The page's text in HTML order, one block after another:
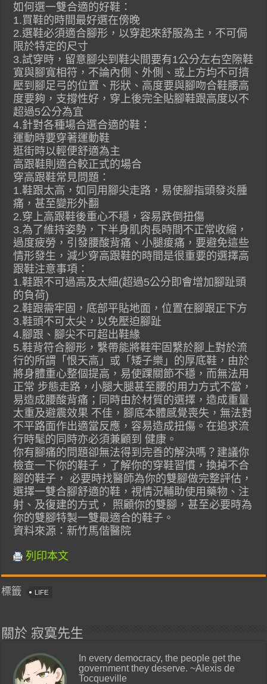
如何選一雙合適的好鞋：
1.買鞋的時間最好選在傍晚
2.選鞋必須適合腳形，以穿起來舒服為主，不可侷
限於特定的尺寸
3.試穿時，留意腳尖到鞋尖間要有1公分左右空隙鞋
寬與腳寬相符，不論內側、外側、或上方均不可擠
壓到腳足弓的位置、形狀、高度要與腳吻合鞋腰高
度要夠，支撐性好，穿上後完全貼腳鞋跟高度以不
超過5公分為宜
4.針對各種場合選合適的鞋：
運動時要穿著運動鞋
逛街時以輕便舒適為主
高跟鞋則適合較正式的場合
穿高跟鞋常見問題：
1.鞋跟太高，如同用腳尖走路，易使腳指頭發炎腫
痛，甚至變形外翻
2.穿上高跟鞋後重心不穩，容易跌倒扭傷
3.為了維持姿勢，下半身肌肉長時間不正常收縮，
過度疲勞，引發腰酸背痛、小腿痠痛，要避免這些
情形發生，減少穿高跟鞋的時間是很重要的選擇高
跟鞋注意事項：
1.鞋跟不可過高及太細(超過5公分即會增加腳趾頭
的負荷)
2.鞋跟需牢固，底部平貼地面，位置在腳跟正下方
3.鞋頭不可太尖，以免壓迫腳趾
4.腳跟、腳尖不可超出鞋緣
5.鞋背符合腳形，繫帶能將鞋牢固繫於腳上對於流
行的所謂「恨天高」或「矮子樂」的厚底鞋，由於
將身體重心整個提高，易使踝關節不穩，而無法用
正常 步態走路，小腿大腿甚至腰的用力方式不當，
易造成腰酸背痛；同時由於材質的選擇，造成重量
太重及避震效果 不佳，腳底本體感覺喪失，無法對
不平路面作出適當反應，容易造成扭傷。在追求流
行時髦的同時亦必須兼顧到 健康。
你有腳痛的問題卻無法得到完善的解決嗎？建議你
檢查一下你的鞋子，了解你的穿鞋習慣，換掉不合
腳的鞋子， 必要時找醫師為你的雙腳做完整評估，
選擇一雙合腳舒適的鞋，視情況輔助使用藥物、注
射、及復建的方式， 照顧你的雙腳，甚至必要時為
你的雙腳特製一雙最適合的鞋子。
資料來源：新竹馬偕醫院
列印本文
標籤 LIFE
關於 寂寞先生
In every democracy, the people get the
government they deserve. ~Alexis de
Tocqueville